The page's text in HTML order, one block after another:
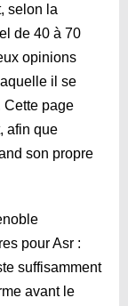
selon la
de 40 à 70
opinions
il se
Cette page
afin que
son propre
pour Asr :
suffisamment
avant le